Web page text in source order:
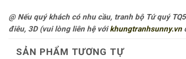
@ Nếu quý khách có nhu cầu, tranh bộ Tứ quý
điêu, 3D (vui lòng liên hệ vớikhungtranhsunny.vn
SẢN PHẨM TƯƠNG TỰ